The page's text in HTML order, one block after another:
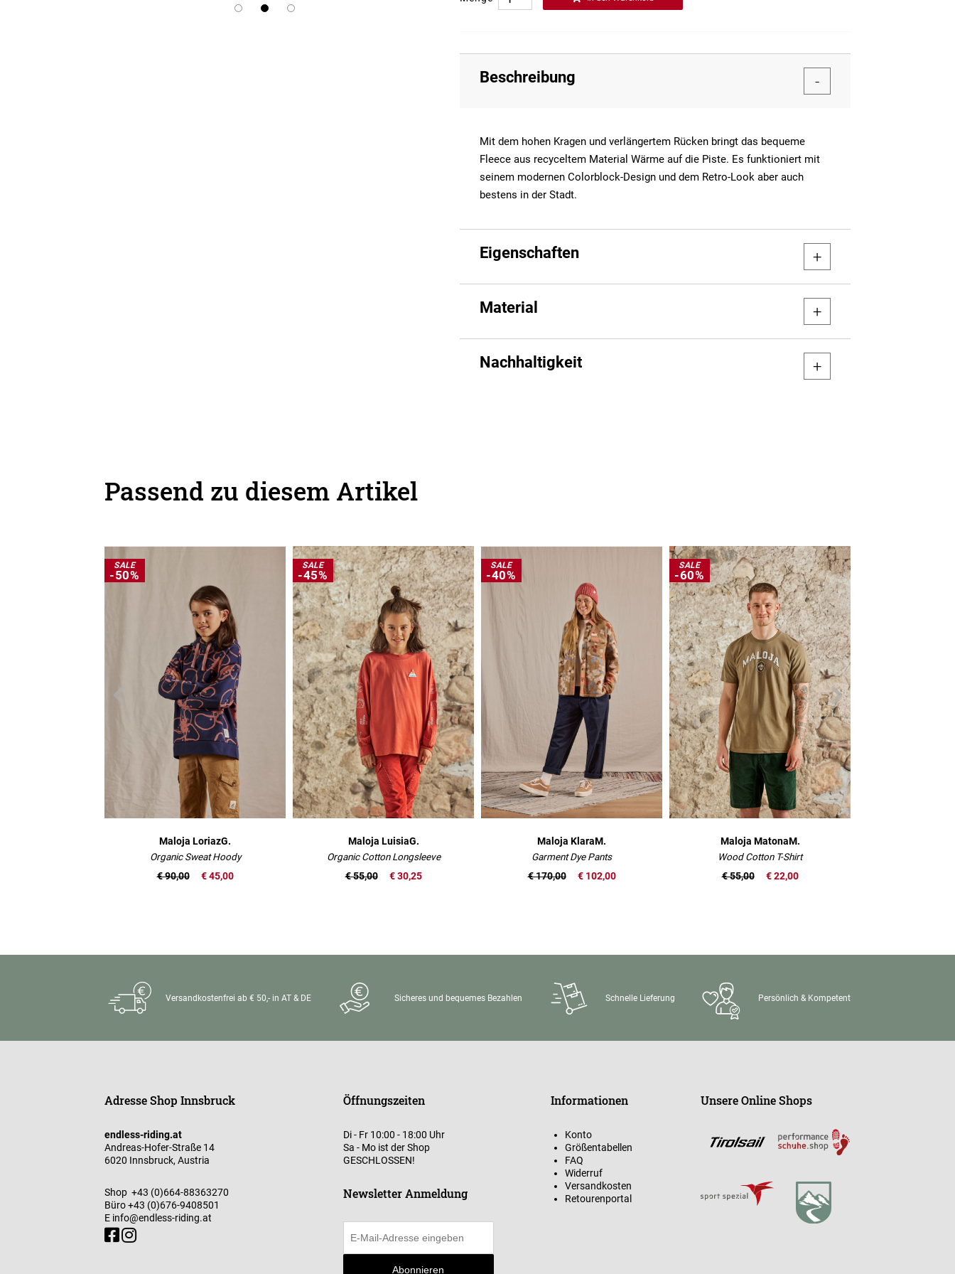
Beschreibung
Mit dem hohen Kragen und verlängertem Rücken bringt das bequeme
Fleece aus recyceltem Material Wärme auf die Piste. Es funktioniert mit
seinem modernen Colorblock-Design und dem Retro-Look aber auch
bestens in der Stadt.
Eigenschaften
Material
Nachhaltigkeit
Passend zu diesem Artikel
SALE
-50%
Maloja LoriazG.
Organic Sweat Hoody
€ 45,00
€ 90,00
SALE
-45%
Maloja LuisiaG.
Organic Cotton Longsleeve
€ 30,25
€ 55,00
SALE
-40%
Maloja KlaraM.
Garment Dye Pants
€ 102,00
€ 170,00
SALE
-60%
Maloja MatonaM.
Wood Cotton T-Shirt
€ 22,00
€ 55,00
Versandkostenfrei ab € 50,- in AT & DE Sicheres und bequemes Bezahlen Schnelle Lieferung Persönlich & Kompetent
Adresse Shop Innsbruck
endless-riding.at
Andreas-Hofer-Straße 14
6020 Innsbruck, Austria
Shop +43 (0)664-88363270
Büro+43 (0)676-9408501
E info@endless-riding.at
Öffnungszeiten
Di - Fr 10:00 - 18:00 Uhr
Sa - Mo ist der Shop
GESCHLOSSEN!
Newsletter Anmeldung
Abonnieren
Informationen
Konto
Größentabellen
FAQ
Widerruf
Versandkosten
Retourenportal
Unsere Online Shops